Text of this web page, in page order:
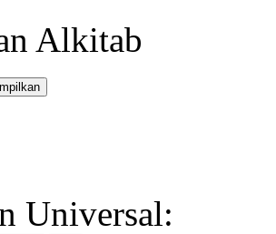
Alkitab
Universal: